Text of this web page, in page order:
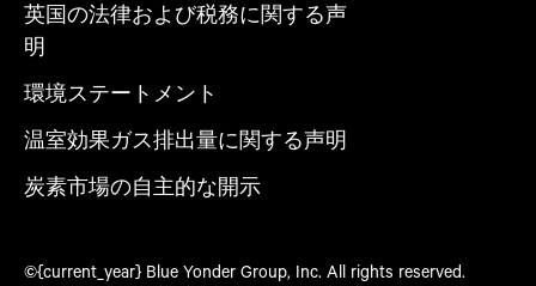
英国の法律および税務に関する声
明
環境ステートメント
温室効果ガス排出量に関する声明
炭素市場の自主的な開示
©{current_year} Blue Yonder Group, Inc. All rights reserved.